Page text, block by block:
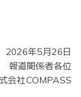
2026年5月26日
報道関係者各位
会社COMPASS